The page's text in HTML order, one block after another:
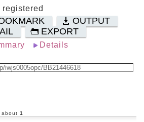
registered
OUTPUT
EXPORT
Details
about 1